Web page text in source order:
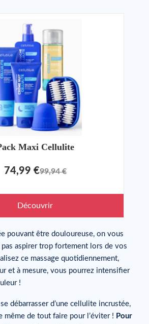
Maxi Cellulite
74,99 €99,94 €
Découvrir
pouvant être douloureuse, on vous
pas aspirer trop fortement lors de vos
ce massage quotidiennement,
et à mesure, vous pourrez intensifier
!
débarrasser d’une cellulite incrustée,
même de tout faire pour l’éviter ! Pour